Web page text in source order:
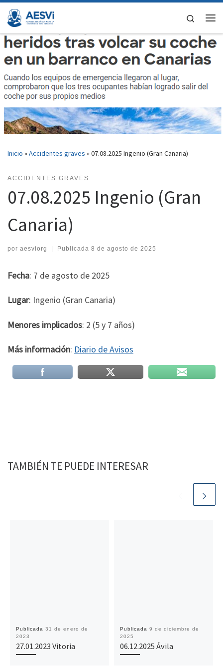
Saltar al contenido
Search
Inicio »Accidentes graves »07.08.2025 Ingenio (Gran Canaria)
ACCIDENTES GRAVES
07.08.2025 Ingenio (Gran
Canaria)
por aesviorg | Publicada 8 de agosto de 2025
Fecha: 7 de agosto de 2025
Lugar: Ingenio (Gran Canaria)
Menores implicados: 2 (5 y 7 años)
Más información: Diario de Avisos
TAMBIÉN TE PUEDE INTERESAR
Publicada 31 de enero de
2023
27.01.2023 Vitoria
Publicada 9 de diciembre de
2025
06.12.2025 Ávila